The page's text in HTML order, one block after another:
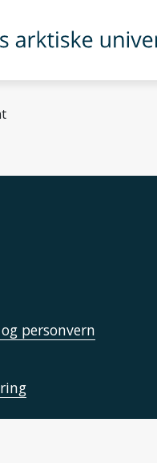
personvern